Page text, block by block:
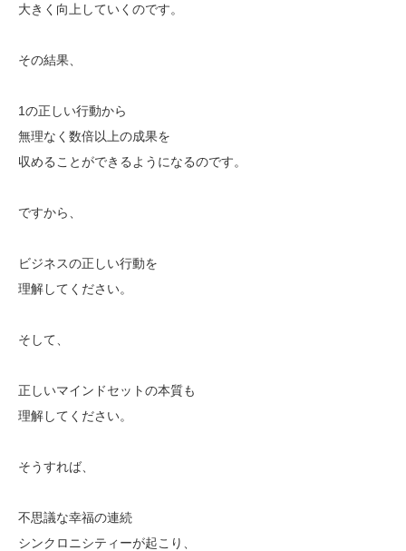
大きく向上していくのです。
その結果、
1の正しい行動から
無理なく数倍以上の成果を
収めることができるようになるのです。
ですから、
ビジネスの正しい行動を
理解してください。
そして、
正しいマインドセットの本質も
理解してください。
そうすれば、
不思議な幸福の連続
シンクロニシティーが起こり、